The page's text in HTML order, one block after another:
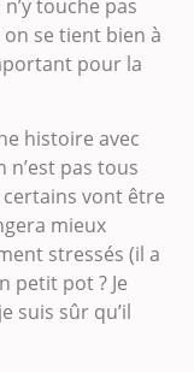
touche pas
on se tient bien à
pour la
histoire avec
pas tous
certains vont être
mieux
stressés (il a
petit pot ? Je
suis sûr qu’il